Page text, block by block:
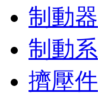
制動器
制動系
擠壓件